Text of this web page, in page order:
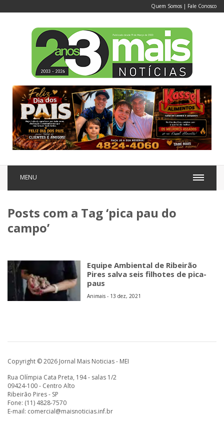
Quem Somos | Fale Conosco
MENU
Posts com a Tag ‘pica pau do
campo’
Equipe Ambiental de Ribeirão
Pires salva seis filhotes de pica-
paus
Animais - 13 dez, 2021
Copyright © 2026 Jornal Mais Noticias - MEI
Rua Olímpia Cata Preta, 194 - salas 1/2
09424-100 - Centro Alto
Ribeirão Pires - SP
Fone: (11) 4828-7570
E-mail: comercial@maisnoticias.inf.br